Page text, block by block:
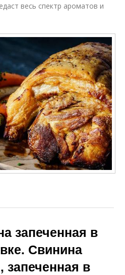
весь спектр ароматов и
запеченная в
Свинина
в